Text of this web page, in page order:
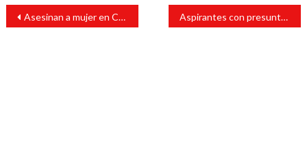
Navegación
entradas
Asesinan a mujer en Cosoleacaque; hallan cuerpo en la calle Aspirantes con presunto daño patrimonial no accederían a candidaturas